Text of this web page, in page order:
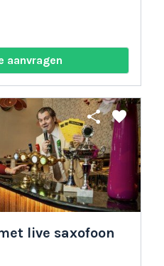
aanvragen
share favorite
live saxofoon